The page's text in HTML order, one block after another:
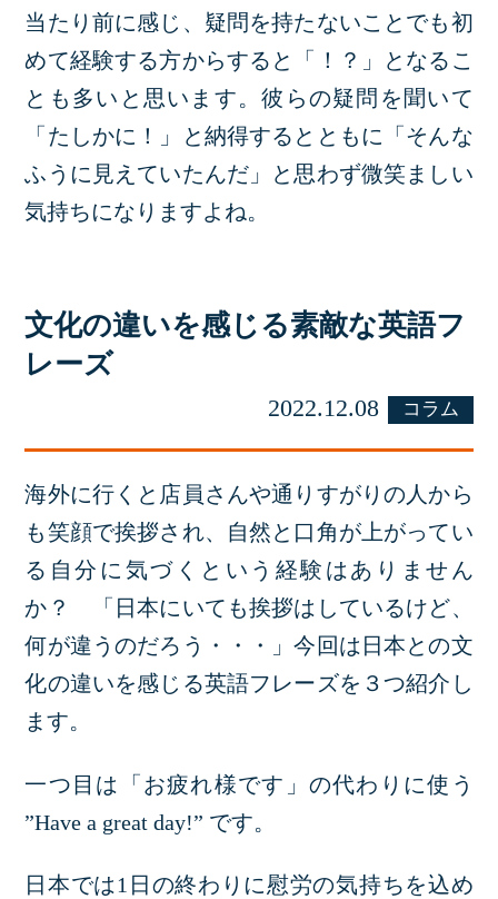
当たり前に感じ、疑問を持たないことでも初
めて経験する方からすると「！？」となるこ
とも多いと思います。彼らの疑問を聞いて
「たしかに！」と納得するとともに「そんな
ふうに見えていたんだ」と思わず微笑ましい
気持ちになりますよね。
文化の違いを感じる素敵な英語フ
レーズ
2022.12.08 コラム
海外に行くと店員さんや通りすがりの人から
も笑顔で挨拶され、自然と口角が上がってい
る自分に気づくという経験はありません
か？ 「日本にいても挨拶はしているけど、
何が違うのだろう・・・」今回は日本との文
化の違いを感じる英語フレーズを３つ紹介し
ます。
一つ目は「お疲れ様です」の代わりに使う
”Have a great day!” です。
日本では1日の終わりに慰労の気持ちを込め